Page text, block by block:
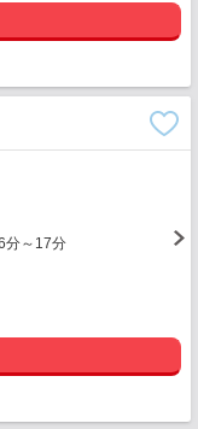
分～17分